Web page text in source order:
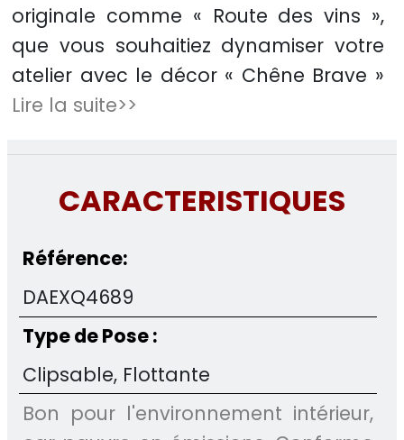
originale comme « Route des vins »,
que vous souhaitiez dynamiser votre
atelier avec le décor « Chêne Brave »
Lire la suite>>
CARACTERISTIQUES
Référence:
DAEXQ4689
Type de Pose :
Clipsable, Flottante
Bon pour l'environnement intérieur,